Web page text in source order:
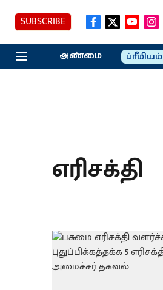
SUBSCRIBE
அண்மை ப்ரீமியம்
எரிசக்தி